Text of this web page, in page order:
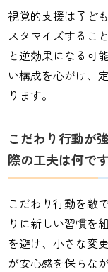
視覚的支援は子ど
スタマイズするこ
と逆効果になる可
い構成を心がけ、
ります。
こだわり行動が
際の工夫は何で
こだわり行動を敵
りに新しい習慣を
を避け、小さな変
が安心感を保ちな